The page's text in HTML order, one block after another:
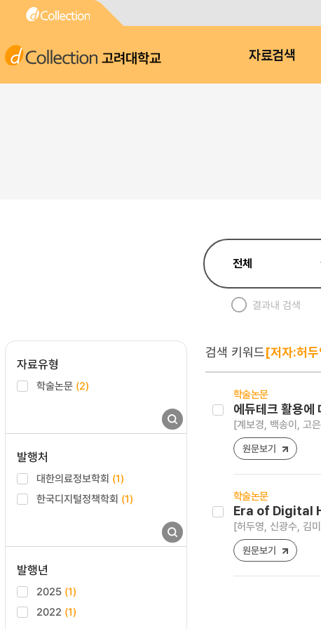
고려대학교 자료검색
결과내 검색
자료유형
학술논문 (2)
발행처
대한의료정보학회 (1)
한국디지털정책학회 (1)
발행년
2025 (1)
2022 (1)
검색 키워드[저자:허
학술논문
에듀테크 활용에
[계보경, 백송이, 고
원문보기
학술논문
Era of Digital
[허두영, 신광수, 김
원문보기